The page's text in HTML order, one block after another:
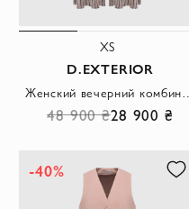
XS
D.EXTERIOR
48 900 ₴28 900 ₴
-40%